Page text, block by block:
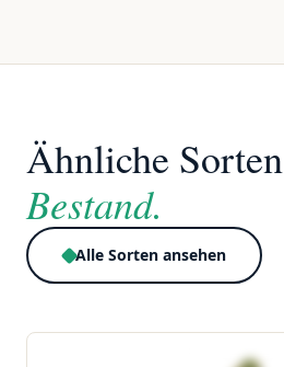
Ähnliche Sorten
Bestand.
Alle Sorten ansehen